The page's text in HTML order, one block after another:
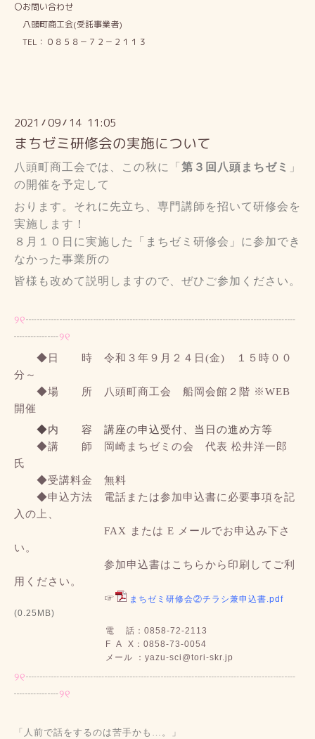
〇お問い合わせ
八頭町商工会(受託事業者)
TEL：０８５８－７２－２１１３
2021 /09/ 14 11:05
まちゼミ研修会の実施について
八頭町商工会では、この秋に「 第３回八頭まちゼミ
」
の開催を予定して
おります。 それに先立ち、専門講師を招いて研修会を
実施します！
８月１０日に実施した「まちゼミ研修会」に参加でき
なかった事業所の
皆様も改めて説明しますので、ぜひご参加ください。
୨୧┈┈┈┈┈┈┈┈┈┈┈┈┈┈┈┈┈┈┈┈┈┈┈┈
┈┈┈┈୨୧
◆日 時 令和３年９月２４日(金) １５時００
分～
◆場 所 八頭町商工会 船岡会館２階 ※WEB
開催
◆内 容 講座の申込受付、当日の進め方等
◆講 師 岡崎まちゼミの会 代表 松井洋一郎
氏
◆受講料金 無料
◆申込方法 電話または参加申込書に必要事項を記
入の上、
FAX または E メールでお申込み下さ
い。
参加申込書はこちらから印刷してご利
用ください。
☞
まちゼミ研修会②チラシ兼申込書.pdf
(0.25MB)
電 話：0858-72-2113
F A X：0858-73-0054
メール ：yazu-sci@tori-skr.jp
୨୧┈┈┈┈┈┈┈┈┈┈┈┈┈┈┈┈┈┈┈┈┈┈┈┈
┈┈┈┈୨୧
「人前で話をするのは苦手かも…。」